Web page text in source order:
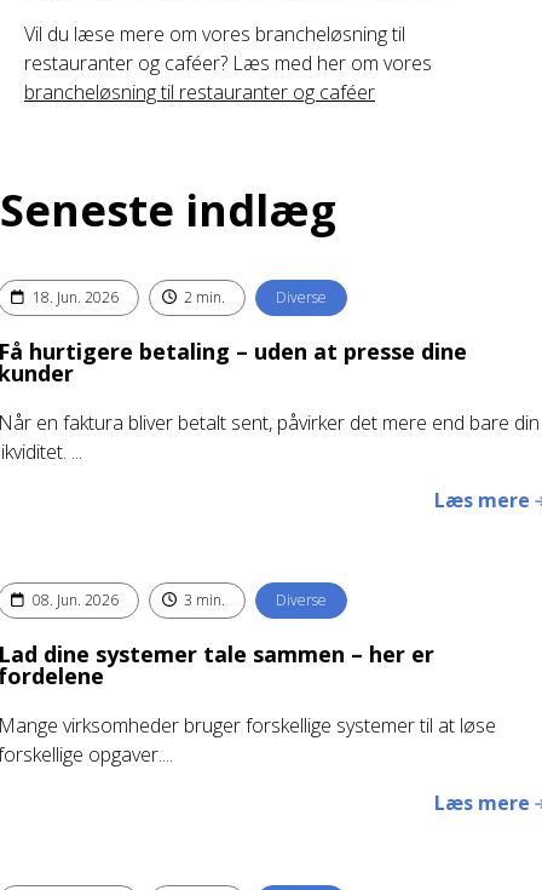
Vil du læse mere om vores brancheløsning til
restauranter og caféer? Læs med her om vores
brancheløsning til restauranter og caféer
Seneste indlæg
18. Jun. 2026 2 min. Diverse
hurtigere betaling – uden at presse dine
en faktura bliver betalt sent, påvirker det mere end bare din
...
Læs mere
08. Jun. 2026 3 min. Diverse
dine systemer tale sammen – her er
virksomheder bruger forskellige systemer til at løse
opgaver....
Læs mere